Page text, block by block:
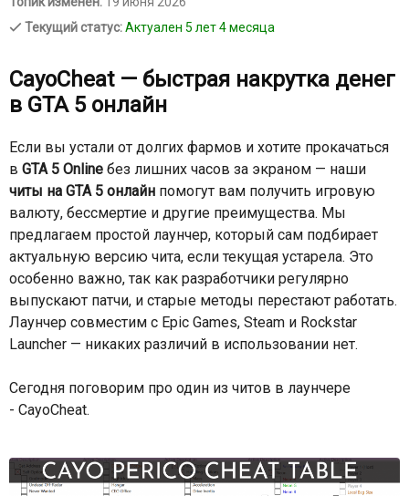
Текущий статус:Актуален 5 лет 4 месяца
CayoCheat — быстрая накрутка денег
в GTA 5 онлайн
Если вы устали от долгих фармов и хотите прокачаться
в GTA 5 Online без лишних часов за экраном — наши
читы на GTA 5 онлайн помогут вам получить игровую
валюту, бессмертие и другие преимущества. Мы
предлагаем простой лаунчер, который сам подбирает
актуальную версию чита, если текущая устарела. Это
особенно важно, так как разработчики регулярно
выпускают патчи, и старые методы перестают работать.
Лаунчер совместим с Epic Games, Steam и Rockstar
Launcher — никаких различий в использовании нет.
Сегодня поговорим про один из читов в лаунчере
- CayoCheat.